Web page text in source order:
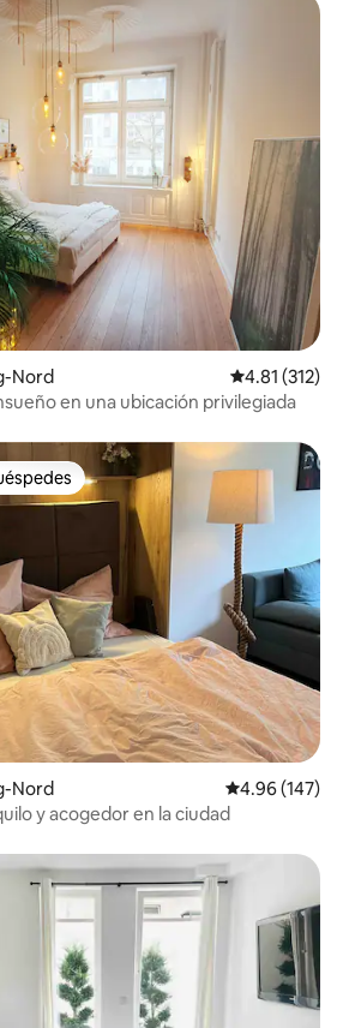
Nord Calificación
4.81 (312)
en una ubicación privilegiada
preferido
Nord Calificación
4.96 (147)
y acogedor en la ciudad